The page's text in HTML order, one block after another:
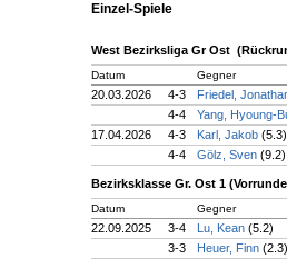
Einzel-Spiele
West Bezirksliga Gr Ost
Datum Gegner
20.03.2026 4-3
Friedel,
4-4
Yang, Hyoung-
17.04.2026
4-3 Karl, Jakob (5.3)
4-4
Gölz, Sven (9.2)
Bezirksklasse Gr. Ost 1
Datum Gegner
22.09.2025 3-4 Lu, Kean (5.2)
3-3
Heuer, Finn (2.3)